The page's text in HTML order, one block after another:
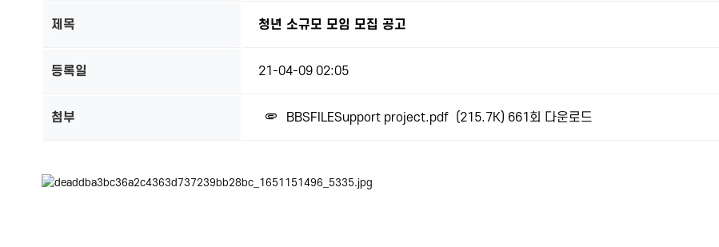
제목 청년 소규모 모임 모집 공고
등록일 21-04-09 02:05
첨부 BBSFILESupport project.pdf (215.7K) 661회 다운로드
본문